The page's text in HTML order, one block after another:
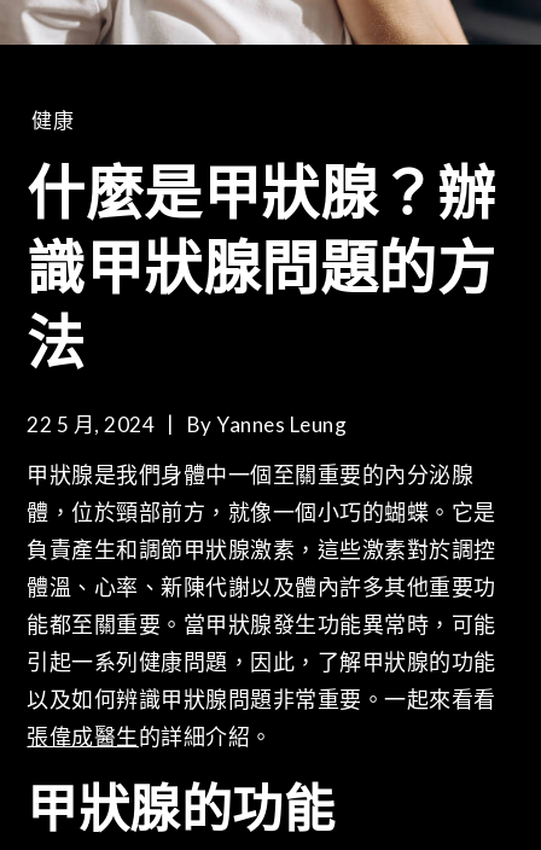
健康
什麼是甲狀腺？辦
識甲狀腺問題的方
法
22 5 月, 2024 ByYannes Leung
甲狀腺是我們身體中一個至關重要的內分泌腺
體，位於頸部前方，就像一個小巧的蝴蝶。它是
負責產生和調節甲狀腺激素，這些激素對於調控
體溫、心率、新陳代謝以及體內許多其他重要功
能都至關重要。當甲狀腺發生功能異常時，可能
引起一系列健康問題，因此，了解甲狀腺的功能
以及如何辨識甲狀腺問題非常重要。一起來看看
張偉成醫生的詳細介紹。
甲狀腺的功能